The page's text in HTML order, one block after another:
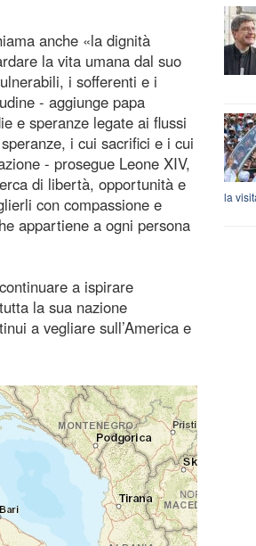
anche «la dignità
la vita umana dal suo
i sofferenti e i
- aggiunge papa
e speranze legate ai flussi
i cui sacrifici e i cui
- prosegue Leone XIV,
di libertà, opportunità e
con compassione e
appartiene a ogni persona
a ispirare
la sua nazione
a vegliare sull’America e
la